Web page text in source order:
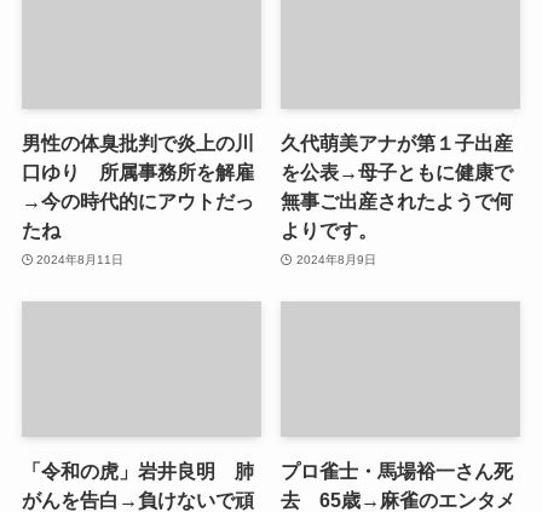
男性の体臭批判で炎上の川
口ゆり 所属事務所を解雇
→今の時代的にアウトだっ
たね
2024年8月11日
久代萌美アナが第１子出産
を公表→母子ともに健康で
無事ご出産されたようで何
よりです。
2024年8月9日
「令和の虎」岩井良明 肺
がんを告白→負けないで頑
プロ雀士・馬場裕一さん死
去 65歳→麻雀のエンタメ